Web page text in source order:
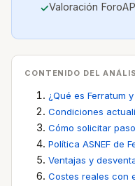
Valoración
CONTENIDO DEL
¿Qué es Ferratum
Condiciones
Cómo solicitar
Política ASNEF de
Ventajas y
Costes reales con